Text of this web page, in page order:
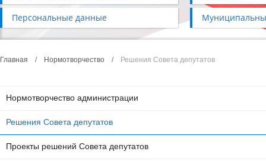
Персональные данные
Главная / Нормотворчество / Решения Совета депутатов
Нормотворчество администрации
Решения Совета депутатов
Проекты решений Совета депутатов